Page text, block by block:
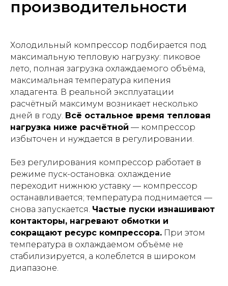
производительности
Холодильный компрессор подбирается под
максимальную тепловую нагрузку: пиковое
лето, полная загрузка охлаждаемого объёма,
максимальная температура кипения
хладагента. В реальной эксплуатации
расчётный максимум возникает несколько
дней в году. Всё остальное время тепловая
нагрузка ниже расчётной — компрессор
избыточен и нуждается в регулировании.
Без регулирования компрессор работает в
режиме пуск-остановка: охлаждение
переходит нижнюю уставку — компрессор
останавливается; температура поднимается —
снова запускается. Частые пуски изнашивают
контакторы, нагревают обмотки и
сокращают ресурс компрессора. При этом
температура в охлаждаемом объёме не
стабилизируется, а колеблется в широком
диапазоне.